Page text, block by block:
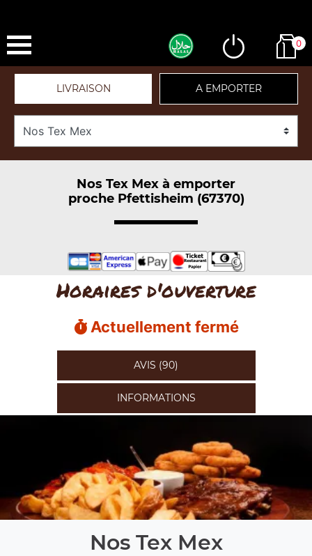
0
LIVRAISON A EMPORTER
Nos Tex Mex à emporter
proche Pfettisheim (67370)
Horaires d'ouverture
Actuellement fermé
AVIS (90)
INFORMATIONS
Nos Tex Mex